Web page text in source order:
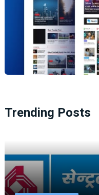
Trending Posts